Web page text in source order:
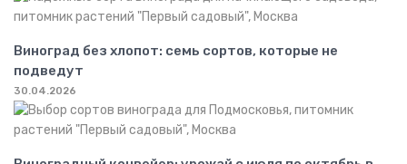
Виноград без хлопот: семь сортов, которые не
подведут
30.04.2026